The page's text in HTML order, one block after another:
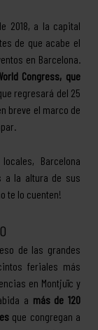
2018, a la capital
de que acabe el
en Barcelona.
Congress, que
regresará del 25
breve el marco de
Barcelona
a la altura de sus
te lo cuenten!
de las grandes
feriales más
en Montjuïc y
a más de 120
que congregan a